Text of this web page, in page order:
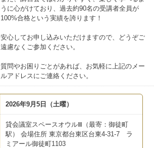
うに心がけており、過去約90名の受講者全員が
100%合格という実績を誇ります！
安心してお申し込みいただけますので、どうぞご
遠慮なくご参加ください。
質問やお困りごとがあれば、お気軽に上記のメー
ルアドレスにご連絡ください。
2026年9月5日（土曜）
貸会議室スペースオウルⅢ（最寄：御徒町
駅） 会場住所 東京都台東区台東4-31-7 ラ
ミアール御徒町1103